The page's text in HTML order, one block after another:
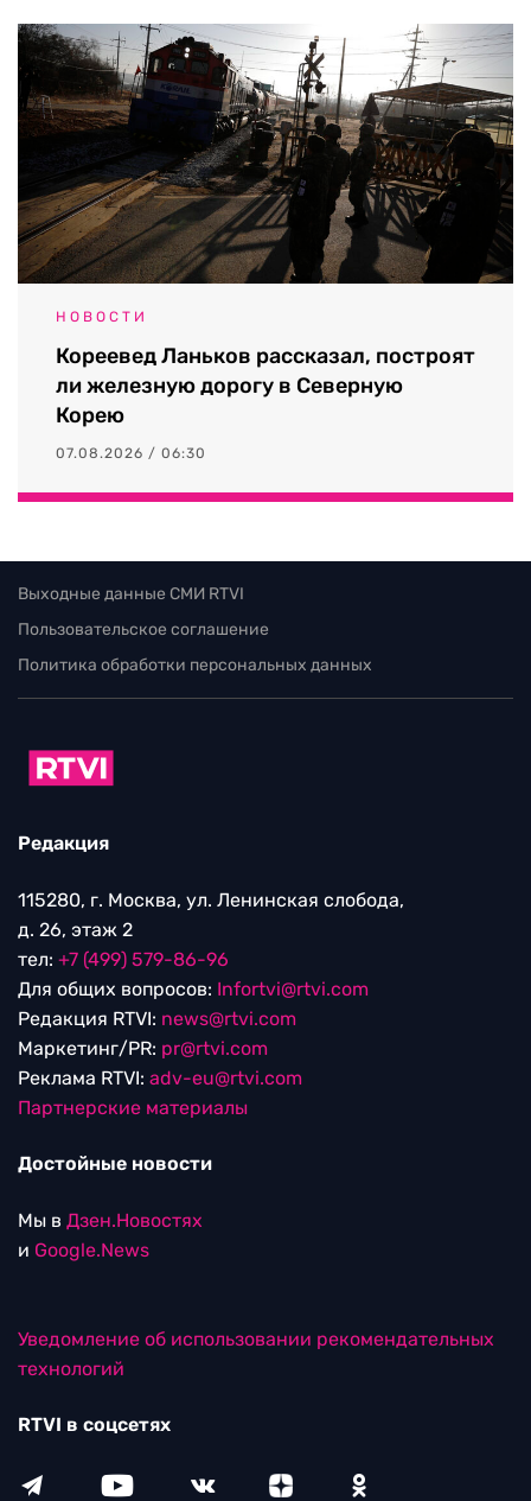
НОВОСТИ
Кореевед Ланьков рассказал, построят
ли железную дорогу в Северную
Корею
07.08.2026 / 06:30
Выходные данные СМИ RTVI
Пользовательское соглашение
Политика обработки персональных данных
Редакция
115280, г. Москва, ул. Ленинская слобода,
д. 26, этаж 2
тел: +7 (499) 579-86-96
Для общих вопросов: Infortvi@rtvi.com
Редакция RTVI: news@rtvi.com
Маркетинг/PR: pr@rtvi.com
Реклама RTVI: adv-eu@rtvi.com
Партнерские материалы
Достойные новости
Мы в Дзен.Новостях
и Google.News
Уведомление об использовании рекомендательных
технологий
RTVI в соцсетях